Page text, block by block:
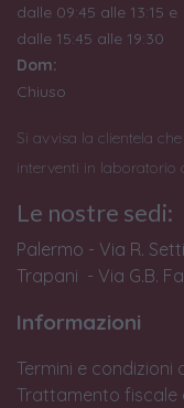
dalle 09:45 alle 13:15 e
dalle 15:45 alle 19:30
Dom:
Chiuso
Si avvisa la clientela
interventi in laboratorio
Le nostre sedi:
Palermo - Via R.
Trapani - Via G.B.
Informazioni
Termini e condizioni
Trattamento